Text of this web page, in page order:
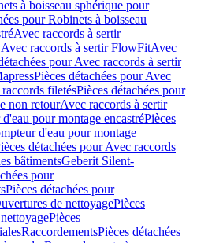
à boisseau sphérique pour
pour Robinets à boisseau
Avec raccords à sertir
Avec raccords à sertir FlowFitAvec
pour Avec raccords à sertir
Pièces détachées pour Avec
filetésPièces détachées pour
non retourAvec raccords à sertir
pour montage encastréPièces
d'eau pour montage
détachées pour Avec raccords
bâtimentsGeberit Silent-
pour
Pièces détachées pour
de nettoyagePièces
Pièces
RaccordementsPièces détachées